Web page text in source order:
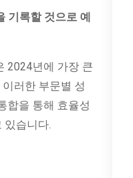
기록할 것으로 예
2024년에 가장 큰
러한 부문별 성
합을 통해 효율성
있습니다.